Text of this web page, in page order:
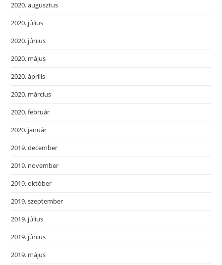
2020. augusztus
2020. július
2020. június
2020. május
2020. április
2020. március
2020. február
2020. január
2019. december
2019. november
2019. október
2019. szeptember
2019. július
2019. június
2019. május